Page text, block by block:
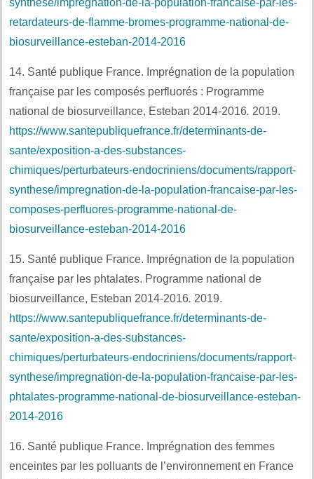
retardateurs-de-flamme-bromes-programme-national-de-
biosurveillance-esteban-2014-2016
14. Santé publique France. Imprégnation de la population
française par les composés perfluorés : Programme
national de biosurveillance, Esteban 2014-2016. 2019.
https://www.santepubliquefrance.fr/determinants-de-
sante/exposition-a-des-substances-
chimiques/perturbateurs-endocriniens/documents/rapport-
synthese/impregnation-de-la-population-francaise-par-les-
composes-perfluores-programme-national-de-
biosurveillance-esteban-2014-2016
15. Santé publique France. Imprégnation de la population
française par les phtalates. Programme national de
biosurveillance, Esteban 2014-2016. 2019.
https://www.santepubliquefrance.fr/determinants-de-
sante/exposition-a-des-substances-
chimiques/perturbateurs-endocriniens/documents/rapport-
synthese/impregnation-de-la-population-francaise-par-les-
phtalates-programme-national-de-biosurveillance-esteban-
2014-2016
16. Santé publique France. Imprégnation des femmes
enceintes par les polluants de l’environnement en France